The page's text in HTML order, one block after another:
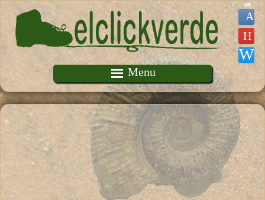
Pasar al contenido principal
Menu